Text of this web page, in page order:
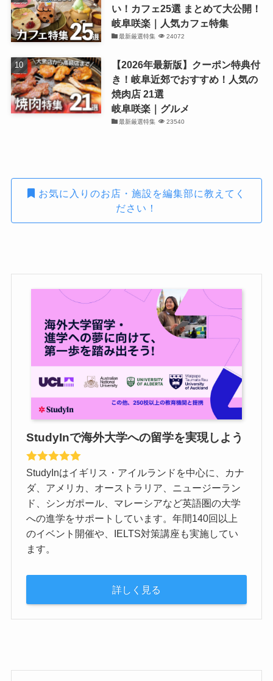
い！カフェ25選 まとめて大公開！
岐阜咲楽｜人気カフェ特集
最新厳選特集 24072
【2026年最新版】クーポン特典付
き！岐阜近郊でおすすめ！人気の
焼肉店 21選
岐阜咲楽｜グルメ
最新厳選特集 23540
お気に入りのお店・施設を編集部に教えてく
ださい！
StudyInで海外大学への留学を実現しよう
StudyInはイギリス・アイルランドを中心に、カナ
ダ、アメリカ、オーストラリア、ニュージーラン
ド、シンガポール、マレーシアなど英語圏の大学
への進学をサポートしています。年間140回以上
のイベント開催や、IELTS対策講座も実施してい
ます。
詳しく見る